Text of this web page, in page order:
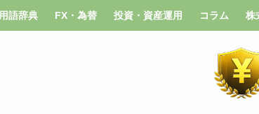
用語辞典 FX・為替 投資・資産運用 コラム 株